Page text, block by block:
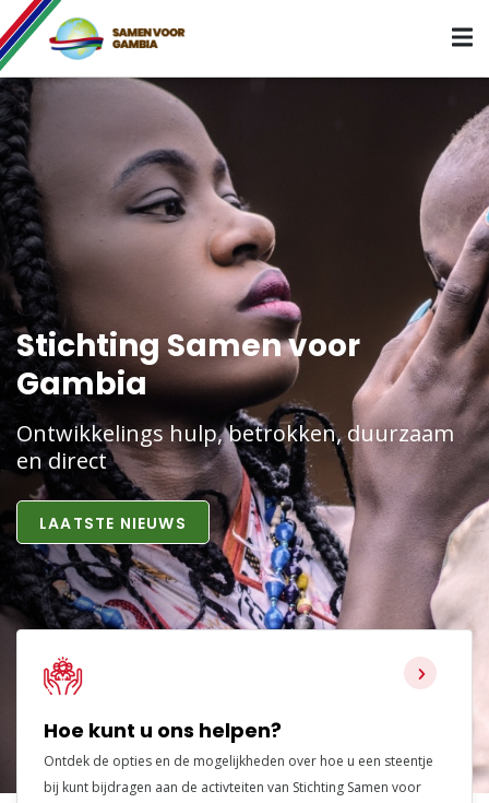
Stichting Samen voor
Gambia
Ontwikkelings hulp, betrokken, duurzaam
en direct
LAATSTE NIEUWS
Hoe kunt u ons helpen?
Ontdek de opties en de mogelijkheden over hoe u een steentje
bij kunt bijdragen aan de activteiten van Stichting Samen voor